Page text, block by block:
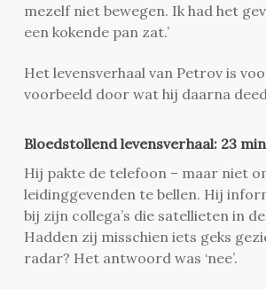
mezelf niet bewegen. Ik had het
een kokende pan zat.’
Het levensverhaal van Petrov is
voorbeeld door wat hij daarna
Bloedstollend levensverhaal: 23
Hij pakte de telefoon – maar niet
leidinggevenden te bellen. Hij
bij zijn collega’s die satellieten in
Hadden zij misschien iets geks
radar? Het antwoord was ‘nee’.